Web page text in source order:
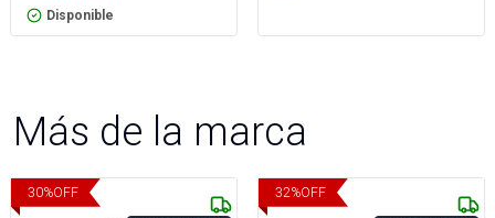
Disponible
Más de la marca
30%OFF 32%OFF